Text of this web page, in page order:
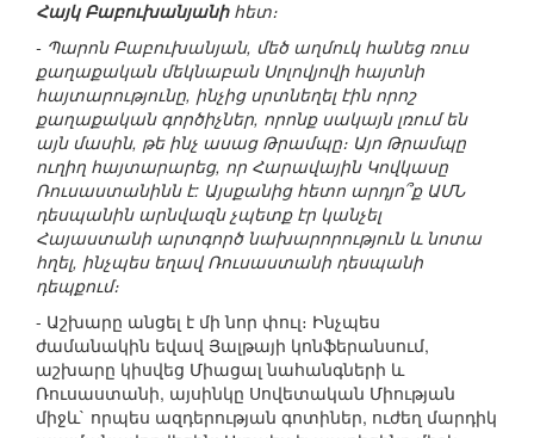
Հայկ Բաբուխանյանիհետ։
- Պարոն Բաբուխանյան, մեծ աղմուկ հանեց ռուս
քաղաքական մեկնաբան Սոլովյովի հայտնի
հայտարությունը, ինչից սրտնեղել էին որոշ
քաղաքական գործիչներ, որոնք սակայն լռում են
այն մասին, թե ինչ ասաց Թրամպը։ Այո Թրամպը
ուղիղ հայտարարեց, որ Հարավային Կովկասը
Ռուսաստանինն է: Այսքանից հետո արդյո՞ք ԱՄՆ
դեսպանին արնվազն չպետք էր կանչել
Հայաստանի արտգործ նախարորություն և նոտա
հղել, ինչպես եղավ Ռուսաստանի դեսպանի
դեպքում։
- Աշխարը անցել է մի նոր փուլ։ Ինչպես
ժամանակին եվավ Յալթայի կոնֆերանսում,
աշխարը կիսվեց Միացալ նահանգների և
Ռուսաստանի, այսինկը Սովետական Միության
միջև` որպես ազդերության գոտիներ, ուժեղ մարդիկ